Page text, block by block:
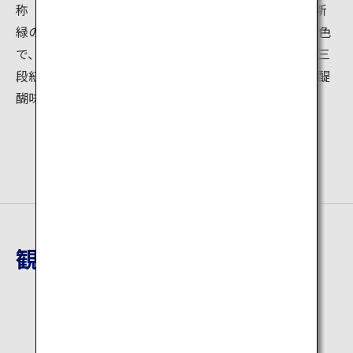
称「動く展望台」。約7分の空中散歩が楽しめます。 新
緑の季節はもちろん、秋の紅葉は心も染める壮大な景色
で、高山に雪、中間に紅葉、山麓に緑という美しい「三
段紅葉」をロープウェイで移動しながら楽しめるのも醍
醐味の一つとなっています。
観光地詳細